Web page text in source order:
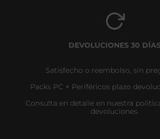
DEVOLUCIONES 30
Satisfecho o reembolso, sin
Packs PC + Periféricos plazo
Consulta en detalle en nuestra
devoluciones.